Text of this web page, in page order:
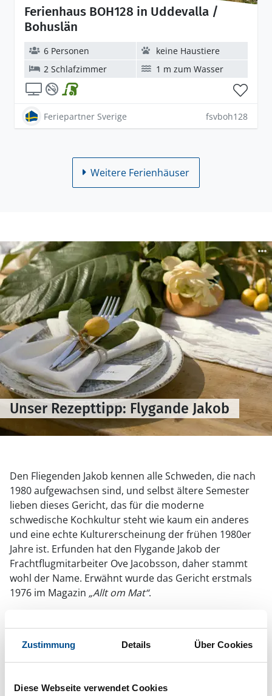
Zustimmung Details Über Cookies
Diese Webseite verwendet Cookies
Ferienhaus BOH128 in Uddevalla /
Bohuslän
6 Personen
keine Haustiere
2 Schlafzimmer
1 m zum Wasser
Feriepartner Sverige fsvboh128
Weitere Ferienhäuser
Unser Rezepttipp: Flygande Jakob
Den Fliegenden Jakob kennen alle Schweden, die nach
1980 aufgewachsen sind, und selbst ältere Semester
lieben dieses Gericht, das für die moderne
schwedische Kochkultur steht wie kaum ein anderes
und eine echte Kulturerscheinung der frühen 1980er
Jahre ist. Erfunden hat den Flygande Jakob der
Frachtflugmitarbeiter Ove Jacobsson, daher stammt
wohl der Name. Erwähnt wurde das Gericht erstmals
1976 im Magazin „Allt om Mat“.
gesalzenen Erdnüssen und Banane ist wirklich etwas
ganz Besonderes – ihr solltet es unbedingt einmal
ausprobieren!
Für 4 Personen